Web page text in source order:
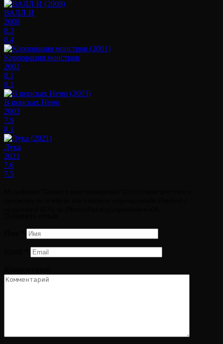
ВАЛЛ·И
2008
8.3
8.4
Корпорация монстров
2001
8.1
8.1
В поисках Немо
2003
7.9
8.1
Лука
2021
7.6
7.5